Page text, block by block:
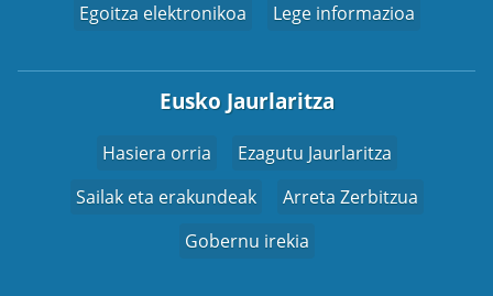
Egoitza elektronikoa
Lege informazioa
Eusko Jaurlaritza
Hasiera orria
Ezagutu Jaurlaritza
Sailak eta erakundeak
Arreta Zerbitzua
Gobernu irekia